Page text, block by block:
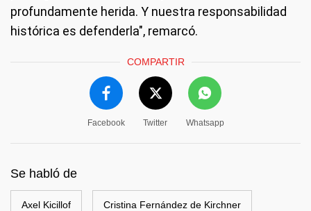
profundamente herida. Y nuestra responsabilidad
histórica es defenderla", remarcó.
COMPARTIR
Facebook Twitter Whatsapp
Se habló de
Axel Kicillof Cristina Fernández de Kirchner